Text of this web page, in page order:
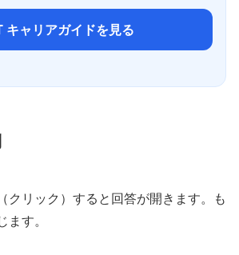
キャリアガイドを見る
クリック）すると回答が開きます。も
す。